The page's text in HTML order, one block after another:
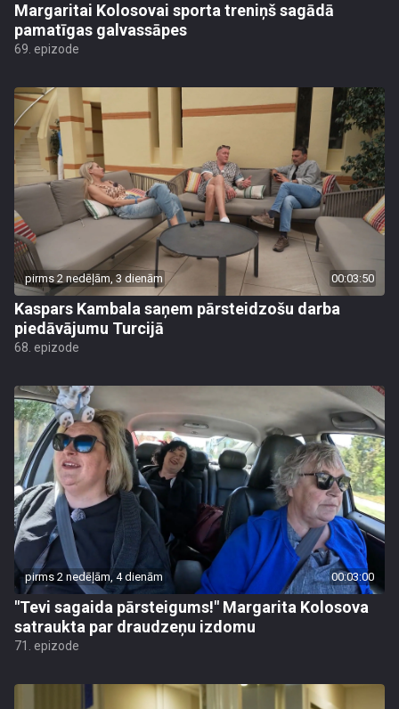
Margaritai Kolosovai sporta treniņš sagādā
pamatīgas galvassāpes
69. epizode
pirms 2 nedēļām, 3 dienām 00:03:50
Kaspars Kambala saņem pārsteidzošu darba
piedāvājumu Turcijā
68. epizode
pirms 2 nedēļām, 4 dienām 00:03:00
"Tevi sagaida pārsteigums!" Margarita Kolosova
satraukta par draudzeņu izdomu
71. epizode